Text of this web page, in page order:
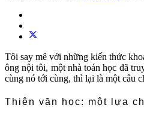
Tôi say mê với những kiến thức
ông nội tôi, một nhà toán học đã
cùng nó tới cùng, thì lại là một câu
Thiên văn học: một lựa